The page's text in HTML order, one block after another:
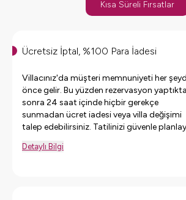
Kısa Süreli Fırsatlar
Ücretsiz İptal, %100 Para İadesi
Villacınız'da müşteri memnuniyeti her
önce gelir. Bu yüzden rezervasyon
sonra 24 saat içinde hiçbir gerekçe
sunmadan ücret iadesi veya villa değişimi
talep edebilirsiniz. Tatilinizi güvenle
Detaylı Bilgi